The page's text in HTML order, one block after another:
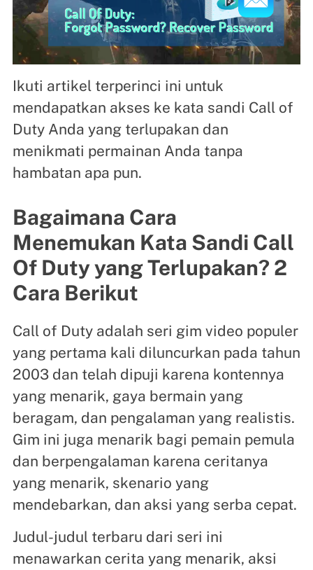
Ikuti artikel terperinci ini untuk
mendapatkan akses ke kata sandi Call of
Duty Anda yang terlupakan dan
menikmati permainan Anda tanpa
hambatan apa pun.
Bagaimana Cara
Menemukan Kata Sandi Call
Of Duty yang Terlupakan? 2
Cara Berikut
Call of Duty adalah seri gim video populer
yang pertama kali diluncurkan pada tahun
2003 dan telah dipuji karena kontennya
yang menarik, gaya bermain yang
beragam, dan pengalaman yang realistis.
Gim ini juga menarik bagi pemain pemula
dan berpengalaman karena ceritanya
yang menarik, skenario yang
mendebarkan, dan aksi yang serba cepat.
Judul-judul terbaru dari seri ini
menawarkan cerita yang menarik, aksi